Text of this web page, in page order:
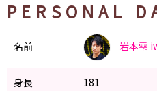
PERSONAL
名前 岩本雫
身長 181